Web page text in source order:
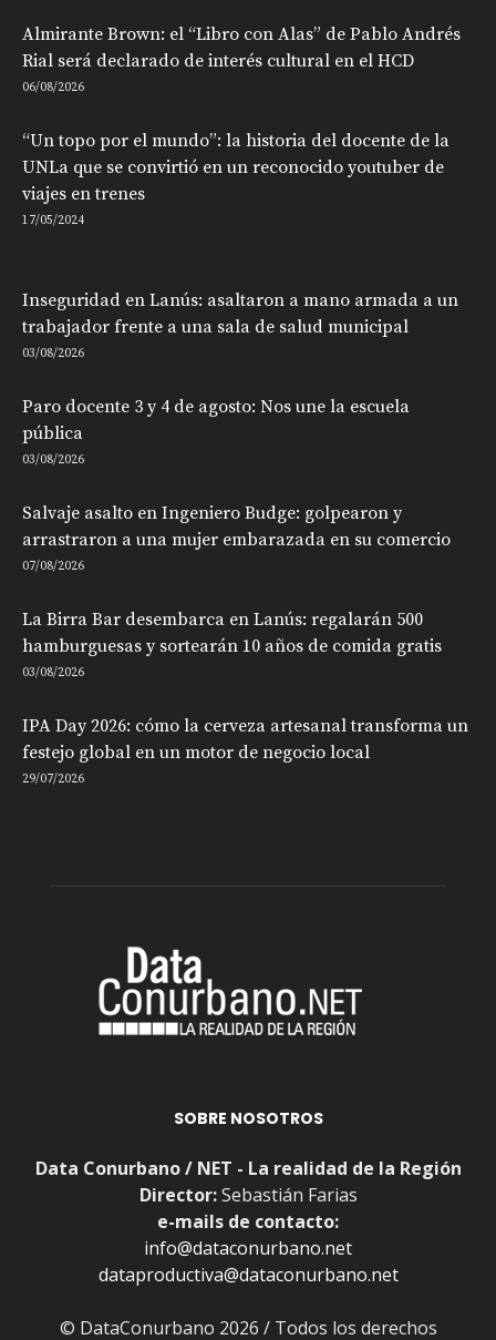
Almirante Brown: el “Libro con Alas” de Pablo Andrés
Rial será declarado de interés cultural en el HCD
06/08/2026
“Un topo por el mundo”: la historia del docente de la
UNLa que se convirtió en un reconocido youtuber de
viajes en trenes
17/05/2024
Inseguridad en Lanús: asaltaron a mano armada a un
trabajador frente a una sala de salud municipal
03/08/2026
Paro docente 3 y 4 de agosto: Nos une la escuela
pública
03/08/2026
Salvaje asalto en Ingeniero Budge: golpearon y
arrastraron a una mujer embarazada en su comercio
07/08/2026
La Birra Bar desembarca en Lanús: regalarán 500
hamburguesas y sortearán 10 años de comida gratis
03/08/2026
IPA Day 2026: cómo la cerveza artesanal transforma un
festejo global en un motor de negocio local
29/07/2026
SOBRE NOSOTROS
Data Conurbano / NET - La realidad de la Región
Director:Sebastián Farias
e-mails de contacto:
info@dataconurbano.net
dataproductiva@dataconurbano.net
© DataConurbano 2026 / Todos los derechos